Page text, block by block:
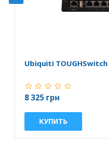
Ubiquiti
8 325 грн
КУПИТЬ